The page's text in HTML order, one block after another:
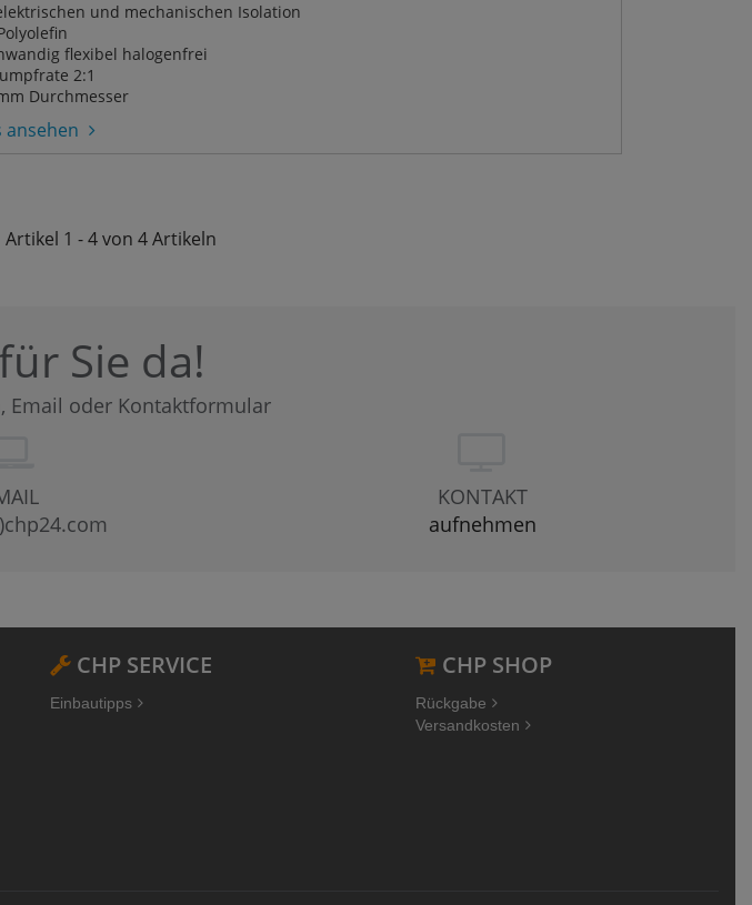
und mechanischen Isolation
flexibel halogenfrei
2:1
Durchmesser
ansehen
Artikel 1 - 4 von 4Artikeln
Sie da!
Email oder Kontaktformular
KONTAKT
aufnehmen
CHP SERVICE
Einbautipps
CHP SHOP
Rückgabe
Versandkosten